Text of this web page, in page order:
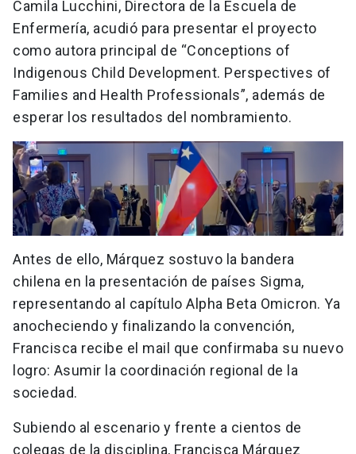
Camila Lucchini, Directora de la Escuela de
Enfermería, acudió para presentar el proyecto
como autora principal de “Conceptions of
Indigenous Child Development. Perspectives of
Families and Health Professionals”, además de
esperar los resultados del nombramiento.
Antes de ello, Márquez sostuvo la bandera
chilena en la presentación de países Sigma,
representando al capítulo Alpha Beta Omicron. Ya
anocheciendo y finalizando la convención,
Francisca recibe el mail que confirmaba su nuevo
logro: Asumir la coordinación regional de la
sociedad.
Subiendo al escenario y frente a cientos de
colegas de la disciplina, Francisca Márquez